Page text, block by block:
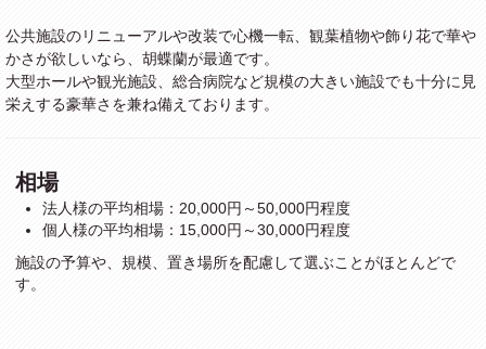
公共施設のリニューアルや改装で心機一転、観葉植物や飾り花で華や
かさが欲しいなら、胡蝶蘭が最適です。
大型ホールや観光施設、総合病院など規模の大きい施設でも十分に見
栄えする豪華さを兼ね備えております。
相場
法人様の平均相場：20,000円～50,000円程度
個人様の平均相場：15,000円～30,000円程度
施設の予算や、規模、置き場所を配慮して選ぶことがほとんどで
す。